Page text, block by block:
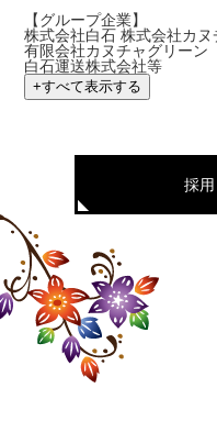
【グループ企業】
株式会社白石 株式会社カヌ
有限会社カヌチャグリーン
白石運送株式会社等
+すべて表示する
採